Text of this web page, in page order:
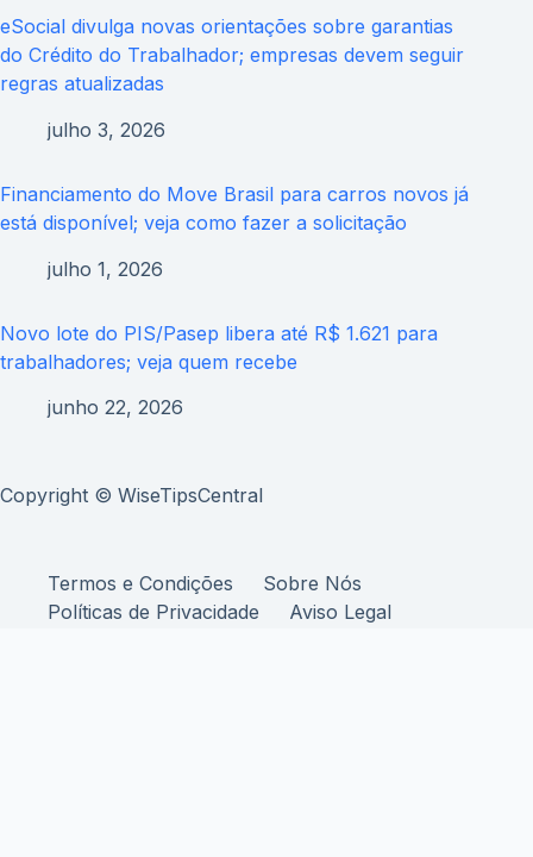
eSocial divulga novas orientações sobre garantias
do Crédito do Trabalhador; empresas devem seguir
regras atualizadas
julho 3, 2026
Financiamento do Move Brasil para carros novos já
está disponível; veja como fazer a solicitação
julho 1, 2026
Novo lote do PIS/Pasep libera até R$ 1.621 para
trabalhadores; veja quem recebe
junho 22, 2026
Copyright © WiseTipsCentral
Termos e Condições
Sobre Nós
Políticas de Privacidade
Aviso Legal